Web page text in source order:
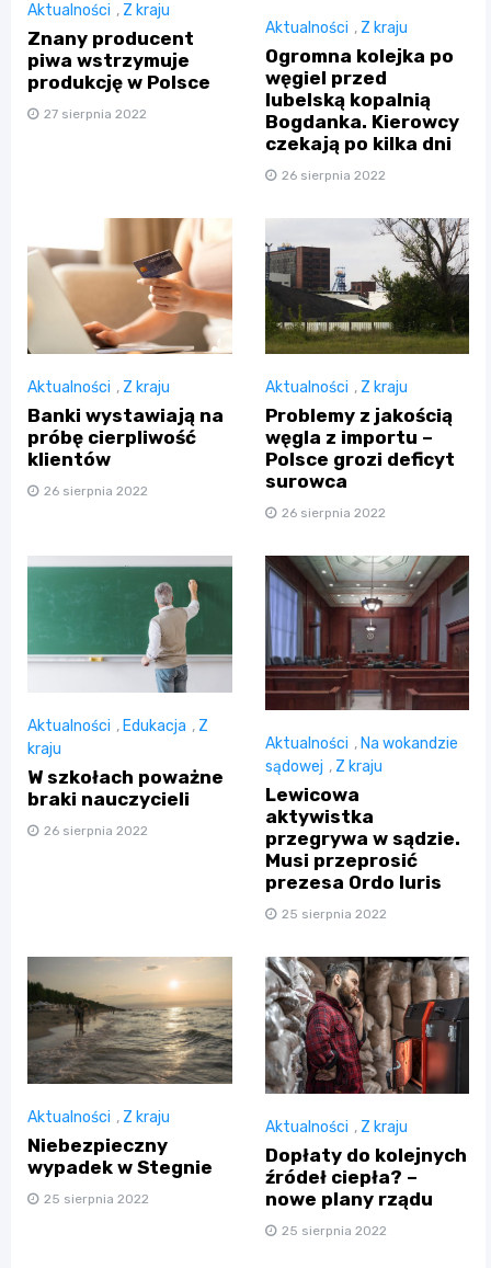
Aktualności , Z kraju
Znany producent
piwa wstrzymuje
produkcję w Polsce
27 sierpnia 2022
Aktualności , Z kraju
Ogromna kolejka po
węgiel przed
lubelską kopalnią
Bogdanka. Kierowcy
czekają po kilka dni
26 sierpnia 2022
Aktualności , Z kraju
Banki wystawiają na
próbę cierpliwość
klientów
26 sierpnia 2022
Aktualności , Z kraju
Problemy z jakością
węgla z importu –
Polsce grozi deficyt
surowca
26 sierpnia 2022
Aktualności , Edukacja , Z
kraju
W szkołach poważne
braki nauczycieli
26 sierpnia 2022
Aktualności , Na wokandzie
sądowej , Z kraju
Lewicowa
aktywistka
przegrywa w sądzie.
Musi przeprosić
prezesa Ordo Iuris
25 sierpnia 2022
Aktualności , Z kraju
Niebezpieczny
wypadek w Stegnie
25 sierpnia 2022
Aktualności , Z kraju
Dopłaty do kolejnych
źródeł ciepła? –
nowe plany rządu
25 sierpnia 2022